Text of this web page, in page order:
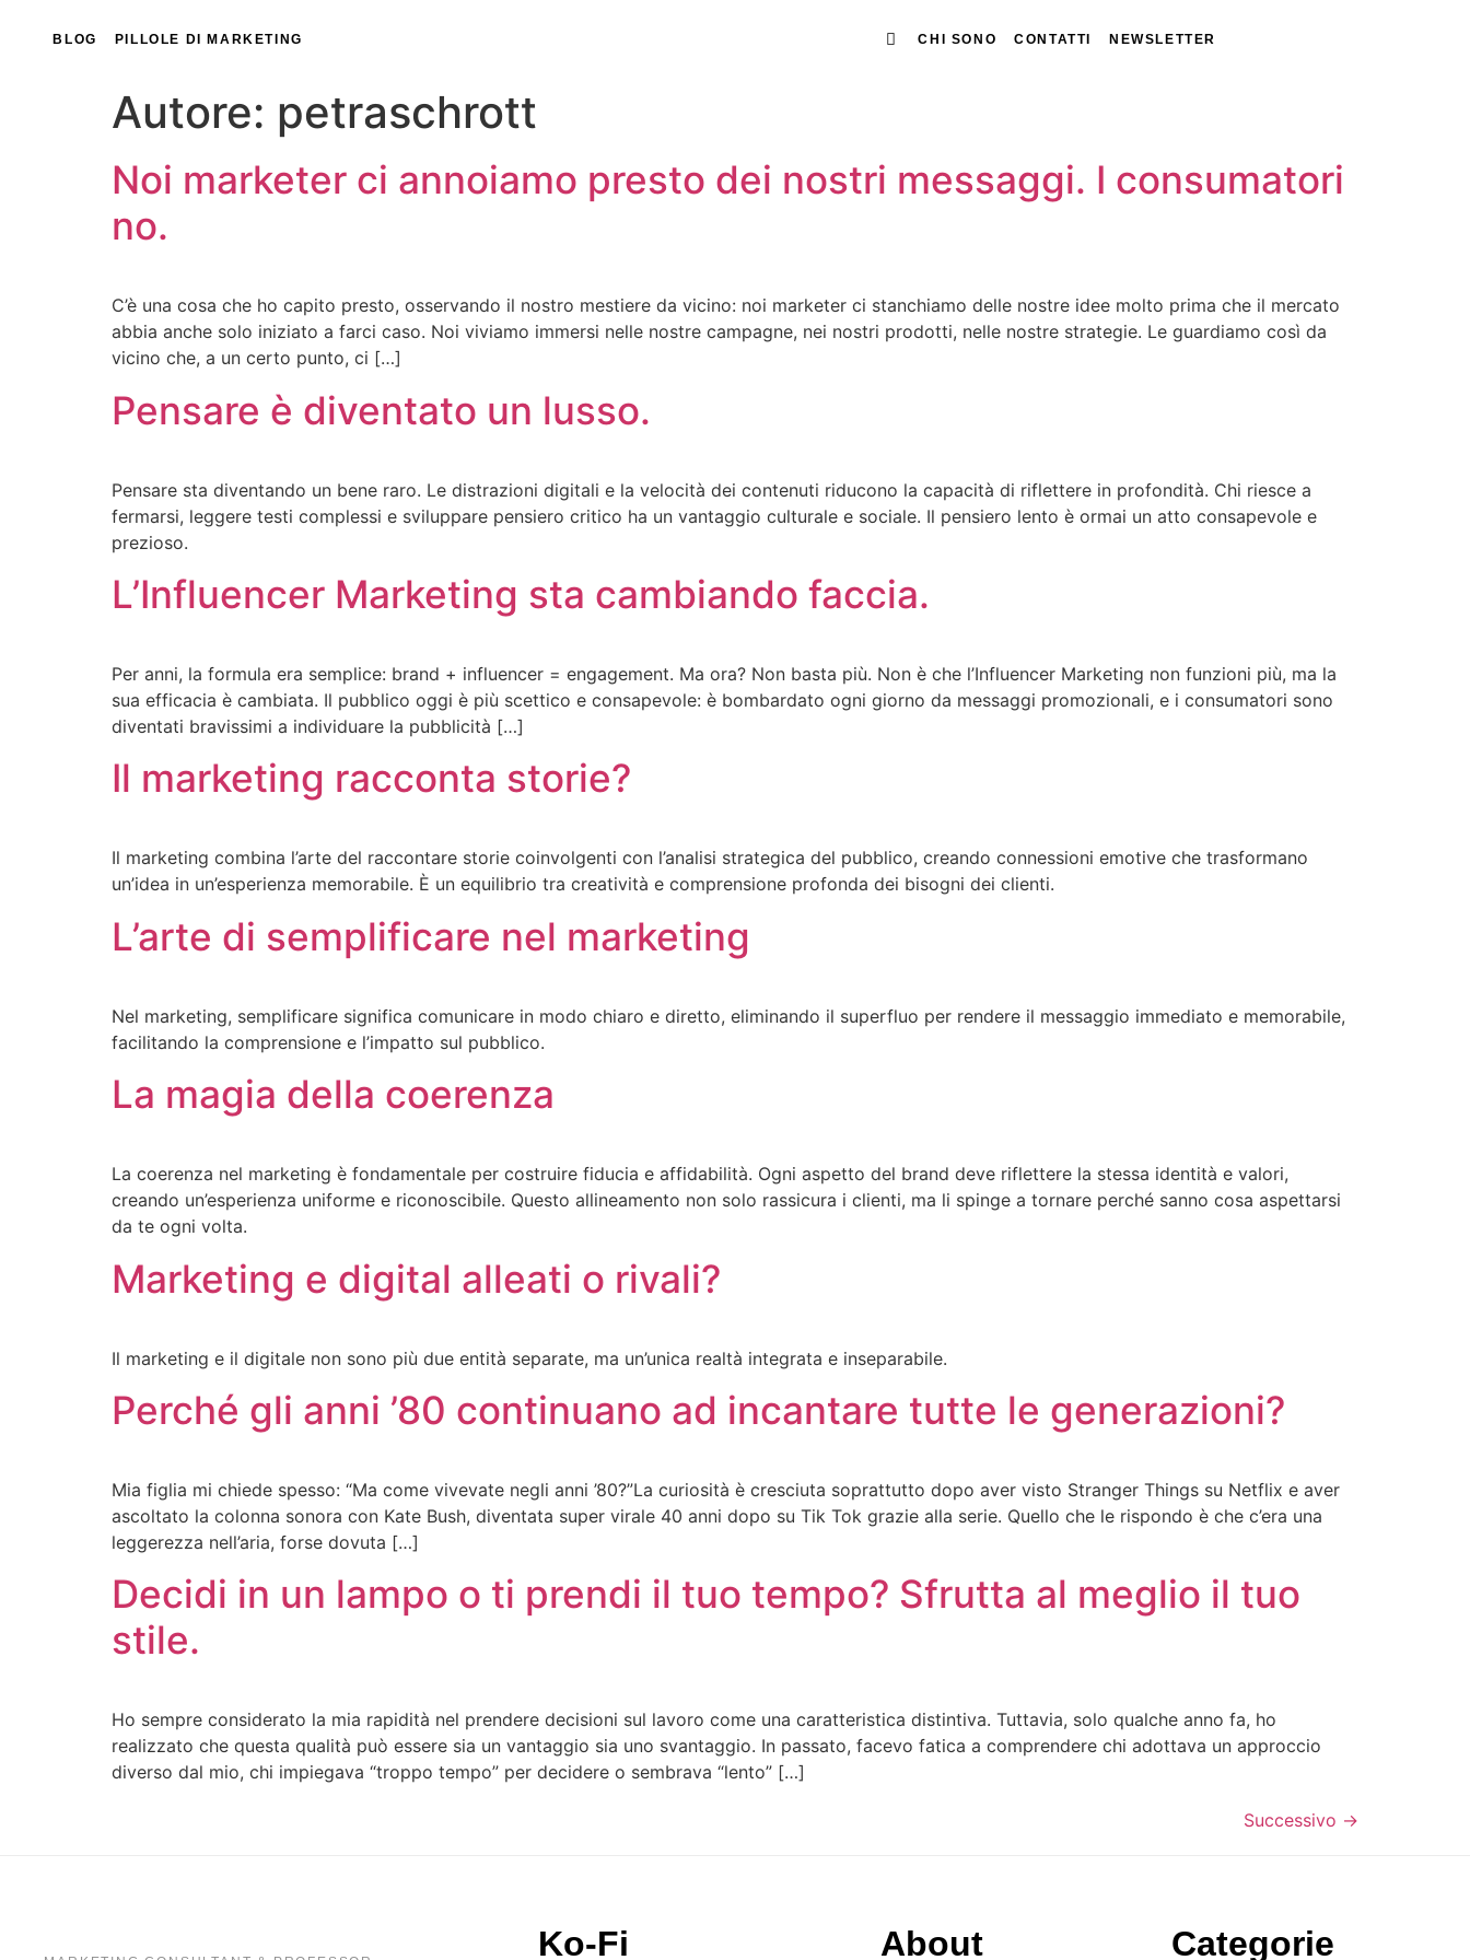
BLOG PILLOLE DI MARKETING CHI SONO CONTATTI NEWSLETTER
Autore: petraschrott
Noi marketer ci annoiamo presto dei nostri messaggi. I consumatori
no.
C’è una cosa che ho capito presto, osservando il nostro mestiere da vicino: noi marketer ci stanchiamo delle nostre idee molto prima che il mercato
abbia anche solo iniziato a farci caso. Noi viviamo immersi nelle nostre campagne, nei nostri prodotti, nelle nostre strategie. Le guardiamo così da
vicino che, a un certo punto, ci […]
Pensare è diventato un lusso.
Pensare sta diventando un bene raro. Le distrazioni digitali e la velocità dei contenuti riducono la capacità di riflettere in profondità. Chi riesce a
fermarsi, leggere testi complessi e sviluppare pensiero critico ha un vantaggio culturale e sociale. Il pensiero lento è ormai un atto consapevole e
prezioso.
L’Influencer Marketing sta cambiando faccia.
Per anni, la formula era semplice: brand + influencer = engagement. Ma ora? Non basta più. Non è che l’Influencer Marketing non funzioni più, ma la
sua efficacia è cambiata. Il pubblico oggi è più scettico e consapevole: è bombardato ogni giorno da messaggi promozionali, e i consumatori sono
diventati bravissimi a individuare la pubblicità […]
Il marketing racconta storie?
Il marketing combina l’arte del raccontare storie coinvolgenti con l’analisi strategica del pubblico, creando connessioni emotive che trasformano
un’idea in un’esperienza memorabile. È un equilibrio tra creatività e comprensione profonda dei bisogni dei clienti.
L’arte di semplificare nel marketing
Nel marketing, semplificare significa comunicare in modo chiaro e diretto, eliminando il superfluo per rendere il messaggio immediato e memorabile,
facilitando la comprensione e l’impatto sul pubblico.
La magia della coerenza
La coerenza nel marketing è fondamentale per costruire fiducia e affidabilità. Ogni aspetto del brand deve riflettere la stessa identità e valori,
creando un’esperienza uniforme e riconoscibile. Questo allineamento non solo rassicura i clienti, ma li spinge a tornare perché sanno cosa aspettarsi
da te ogni volta.
Marketing e digital alleati o rivali?
Il marketing e il digitale non sono più due entità separate, ma un’unica realtà integrata e inseparabile.
Perché gli anni ’80 continuano ad incantare tutte le generazioni?
Mia figlia mi chiede spesso: “Ma come vivevate negli anni ’80?”La curiosità è cresciuta soprattutto dopo aver visto Stranger Things su Netflix e aver
ascoltato la colonna sonora con Kate Bush, diventata super virale 40 anni dopo su Tik Tok grazie alla serie. Quello che le rispondo è che c’era una
leggerezza nell’aria, forse dovuta […]
Decidi in un lampo o ti prendi il tuo tempo? Sfrutta al meglio il tuo
stile.
Ho sempre considerato la mia rapidità nel prendere decisioni sul lavoro come una caratteristica distintiva. Tuttavia, solo qualche anno fa, ho
realizzato che questa qualità può essere sia un vantaggio sia uno svantaggio. In passato, facevo fatica a comprendere chi adottava un approccio
diverso dal mio, chi impiegava “troppo tempo” per decidere o sembrava “lento” […]
Successivo →
Ko-Fi About Categorie